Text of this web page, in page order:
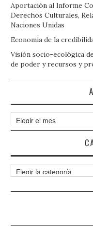
Aportación al Informe
Derechos Culturales,
Naciones Unidas
Economía de la
Visión socio-ecológica
de poder y recursos y
Archivos
Categorías